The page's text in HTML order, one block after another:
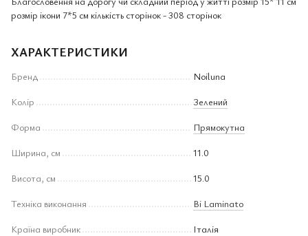
розмір ікони 7*5 см кількість сторінок - 308 сторінок
ХАРАКТЕРИСТИКИ
Бренд
Noiluna
Колір
Зелений
Форма
Прямокутна
Ширина, см
11.0
Висота, см
15.0
Техніка виконання
Bi Laminato
Країна виробник
Італія